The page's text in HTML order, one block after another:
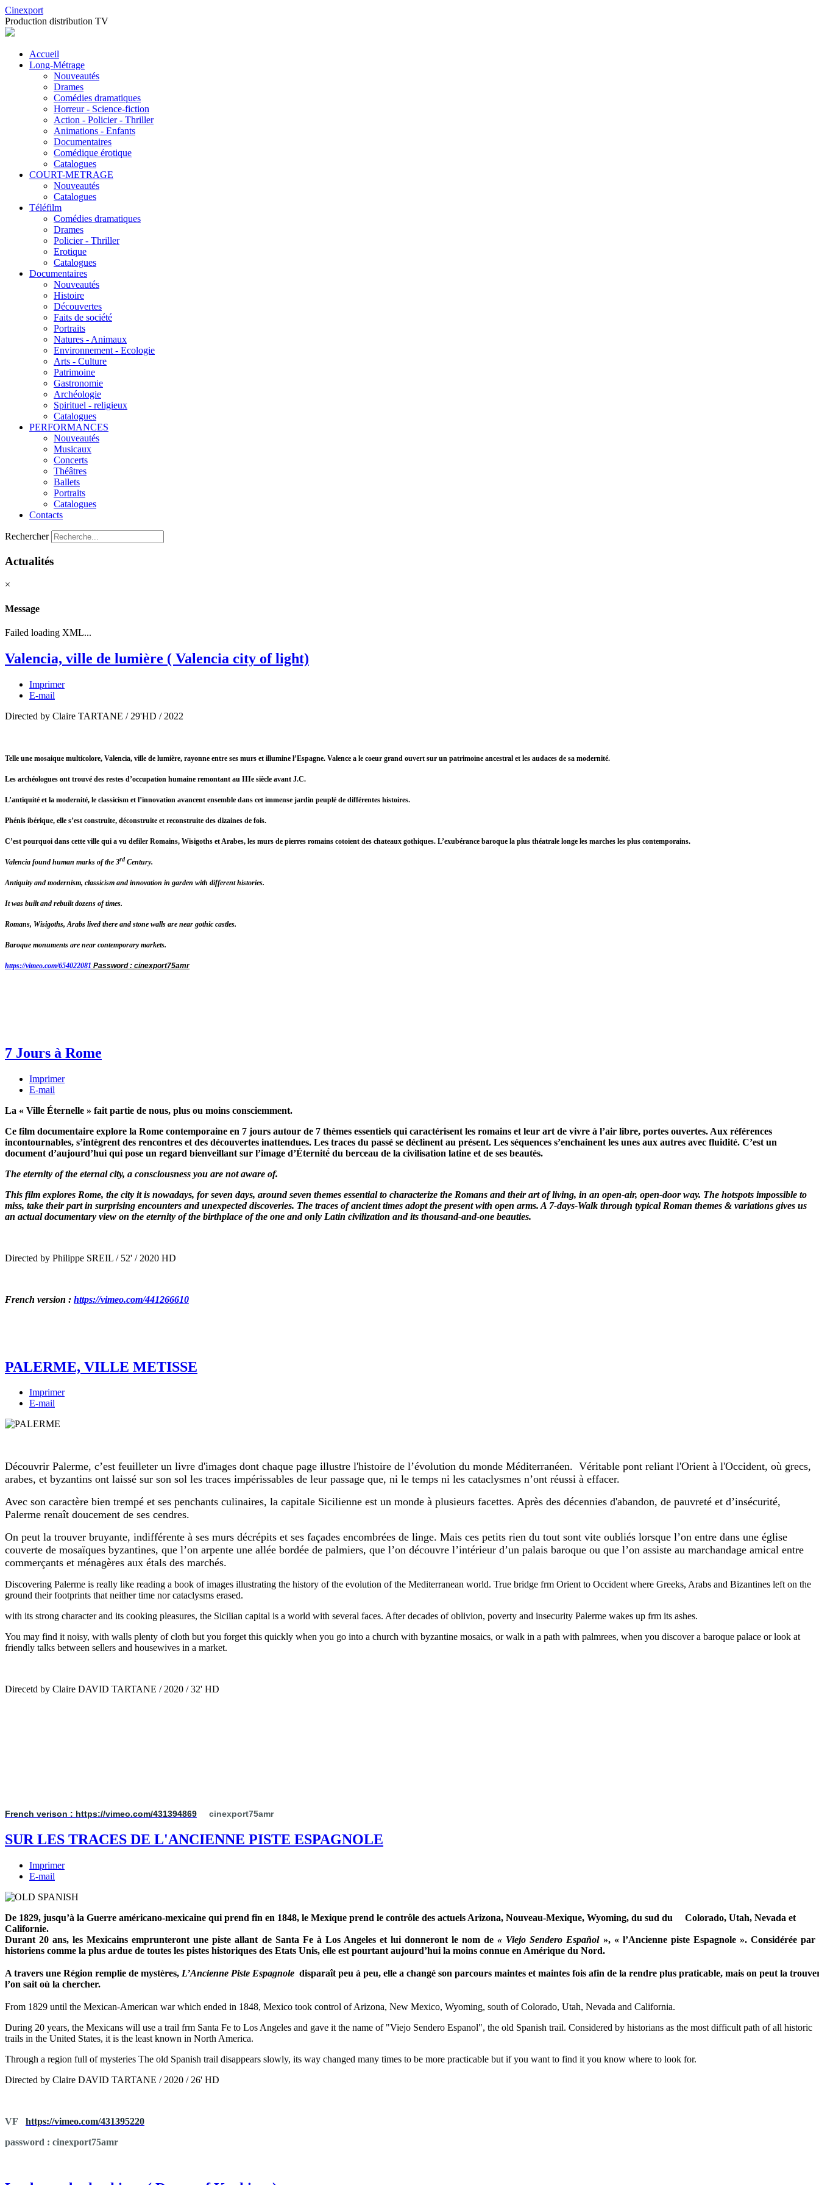
Cinexport
Production distribution TV
Accueil
Long-Métrage
Nouveautés
Drames
Comédies dramatiques
Horreur - Science-fiction
Action - Policier - Thriller
Animations - Enfants
Documentaires
Comédique érotique
Catalogues
COURT-METRAGE
Nouveautés
Catalogues
Téléfilm
Comédies dramatiques
Drames
Policier - Thriller
Erotique
Catalogues
Documentaires
Nouveautés
Histoire
Découvertes
Faits de société
Portraits
Natures - Animaux
Environnement - Ecologie
Arts - Culture
Patrimoine
Gastronomie
Archéologie
Spirituel - religieux
Catalogues
PERFORMANCES
Nouveautés
Musicaux
Concerts
Théâtres
Ballets
Portraits
Catalogues
Contacts
Rechercher
Actualités
×
Message
Failed loading XML...
Valencia, ville de lumière ( Valencia city of light)
Imprimer
E-mail
Directed by Claire TARTANE / 29'HD / 2022
Telle une mosaique multicolore, Valencia, ville de lumière, rayonne entre ses murs et illumine l’Espagne. Valence a le coeur grand ouvert sur un patrimoine ancestral et les audaces de sa modernité.
Les archéologues ont trouvé des restes d’occupation humaine remontant au IIIe siècle avant J.C.
L’antiquité et la modernité, le classicism et l’innovation avancent ensemble dans cet immense jardin peuplé de différentes histoires.
Phénis ibérique, elle s’est construite, déconstruite et reconstruite des dizaines de fois.
C’est pourquoi dans cette ville qui a vu defiler Romains, Wisigoths et Arabes, les murs de pierres romains cotoient des chateaux gothiques. L’exubérance baroque la plus théatrale longe les marches les plus contemporains.
Valencia found human marks of the 3rd Century.
Antiquity and modernism, classicism and innovation in garden with different histories.
It was built and rebuilt dozens of times.
Romans, Wisigoths, Arabs lived there and stone walls are near gothic castles.
Baroque monuments are near contemporary markets.
https://vimeo.com/654022081 Password : cinexport75amr
7 Jours à Rome
Imprimer
E-mail
La « Ville Éternelle » fait partie de nous, plus ou moins consciemment.
Ce film documentaire explore la Rome contemporaine en 7 jours autour de 7 thèmes essentiels qui caractérisent les romains et leur art de vivre à l’air libre, portes ouvertes. Aux références
incontournables, s’intègrent des rencontres et des découvertes inattendues. Les traces du passé se déclinent au présent. Les séquences s’enchainent les unes aux autres avec fluidité. C’est un
document d’aujourd’hui qui pose un regard bienveillant sur l’image d’Éternité́ du berceau de la civilisation latine et de ses beautés.
The eternity of the eternal city, a consciousness you are not aware of.
This film explores Rome, the city it is nowadays, for seven days, around seven themes essential to characterize the Romans and their art of living, in an open-air, open-door way. The hotspots impossible to
miss, take their part in surprising encounters and unexpected discoveries. The traces of ancient times adopt the present with open arms. A 7-days-Walk through typical Roman themes & variations gives us
an actual documentary view on the eternity of the birthplace of the one and only Latin civilization and its thousand-and-one beauties.
Directed by Philippe SREIL / 52' / 2020 HD
French version : https://vimeo.com/441266610
PALERME, VILLE METISSE
Imprimer
E-mail
Découvrir Palerme, c’est feuilleter un livre d'images dont chaque page illustre l'histoire de l’évolution du monde Méditerranéen. Véritable pont reliant l'Orient à l'Occident, où grecs,
arabes, et byzantins ont laissé sur son sol les traces impérissables de leur passage que, ni le temps ni les cataclysmes n’ont réussi à effacer.
Avec son caractère bien trempé et ses penchants culinaires, la capitale Sicilienne est un monde à plusieurs facettes. Après des décennies d'abandon, de pauvreté et d’insécurité,
Palerme renaît doucement de ses cendres.
On peut la trouver bruyante, indifférente à ses murs décrépits et ses façades encombrées de linge. Mais ces petits rien du tout sont vite oubliés lorsque l’on entre dans une église
couverte de mosaïques byzantines, que l’on arpente une allée bordée de palmiers, que l’on découvre l’intérieur d’un palais baroque ou que l’on assiste au marchandage amical entre
commerçants et ménagères aux étals des marchés.
Discovering Palerme is really like reading a book of images illustrating the history of the evolution of the Mediterranean world. True bridge frm Orient to Occident where Greeks, Arabs and Bizantines left on the
ground their footprints that neither time nor cataclysms erased.
with its strong character and its cooking pleasures, the Sicilian capital is a world with several faces. After decades of oblivion, poverty and insecurity Palerme wakes up frm its ashes.
You may find it noisy, with walls plenty of cloth but you forget this quickly when you go into a church with byzantine mosaics, or walk in a path with palmrees, when you discover a baroque palace or look at
friendly talks between sellers and housewives in a market.
Direcetd by Claire DAVID TARTANE / 2020 / 32' HD
French verison : https://vimeo.com/431394869 cinexport75amr
SUR LES TRACES DE L'ANCIENNE PISTE ESPAGNOLE
Imprimer
E-mail
De 1829, jusqu’à la Guerre américano-mexicaine qui prend fin en 1848, le Mexique prend le contrôle des actuels Arizona, Nouveau-Mexique, Wyoming, du sud du Colorado, Utah, Nevada et
Californie.
Durant 20 ans, les Mexicains emprunteront une piste allant de Santa Fe à Los Angeles et lui donneront le nom de« Viejo Sendero Español », « l’Ancienne piste Espagnole ». Considérée par
historiens comme la plus ardue de toutes les pistes historiques des Etats Unis, elle est pourtant aujourd’hui la moins connue en Amérique du Nord.
A travers une Région remplie de mystères, L’Ancienne Piste Espagnole disparaît peu à peu, elle a changé son parcours maintes et maintes fois afin de la rendre plus praticable, mais on peut la
l’on sait où la chercher.
From 1829 until the Mexican-American war which ended in 1848, Mexico took control of Arizona, New Mexico, Wyoming, south of Colorado, Utah, Nevada and California.
During 20 years, the Mexicans will use a trail frm Santa Fe to Los Angeles and gave it the name of "Viejo Sendero Espanol", the old Spanish trail. Considered by historians as the most difficult path of all historic
trails in the United States, it is the least known in North America.
Through a region full of mysteries The old Spanish trail disappears slowly, its way changed many times to be more practicable but if you want to find it you know where to look for.
Directed by Claire DAVID TARTANE / 2020 / 26' HD
VF https://vimeo.com/431395220
password : cinexport75amr